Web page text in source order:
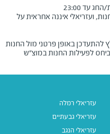
עד 23:00
ועזריאלי איננה אחראית על
להתעדכן באופן פרטני מול החנות
לפעילות החנות במוצ"ש
עזריאלי רמלה
עזריאלי גבעתיים
עזריאלי הנגב